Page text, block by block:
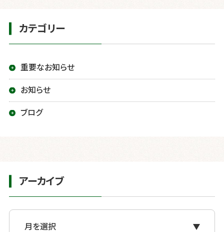
カテゴリー
重要なお知らせ
お知らせ
ブログ
アーカイブ